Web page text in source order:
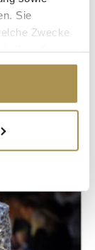
Sie
Zwecke
Privacy
Lage
sein
identifizieren
Daten
im